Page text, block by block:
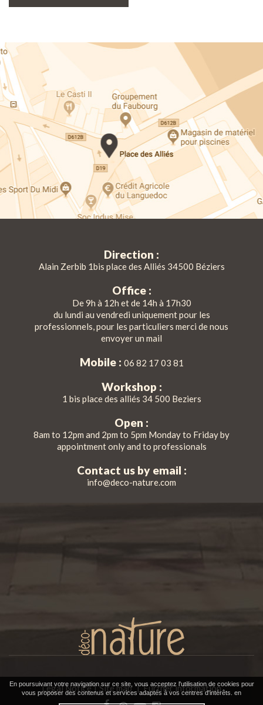
Direction :
Alain Zerbib 1bis place des Alliés 34500 Béziers
Office :
De 9h à 12h et de 14h à 17h30
du lundi au vendredi uniquement pour les
professionnels, pour les particuliers merci de nous
envoyer un mail
Mobile : 06 82 17 03 81
Workshop :
1 bis place des alliés 34 500 Beziers
Open :
8am to 12pm and 2pm to 5pm Monday to Friday by
appointment only and to professionals
Contact us by email :
info@deco-nature.com
Legal Notice Site map |Further information
En poursuivant votre navigation sur ce site, vous acceptez l'utilisation de cookies pour
vous proposer des contenus et services adaptés à vos centres d'intérêts. en